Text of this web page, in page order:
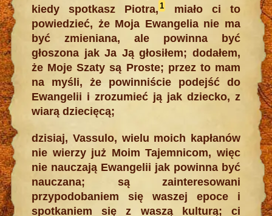
kiedy spotkasz Piotra,1
miało ci to
powiedzieć, że Moja Ewangelia nie ma
być zmieniana, ale powinna być
głoszona jak Ja Ją głosiłem; dodałem,
że Moje Szaty są Proste; przez to mam
na myśli, że powinniście podejść do
Ewangelii i zrozumieć ją jak dziecko, z
wiarą dziecięcą;
dzisiaj, Vassulo, wielu moich kapłanów
nie wierzy już Moim Tajemnicom, więc
nie nauczają Ewangelii jak powinna być
nauczana; są zainteresowani
przypodobaniem się waszej epoce i
spotkaniem się z waszą kulturą; ci